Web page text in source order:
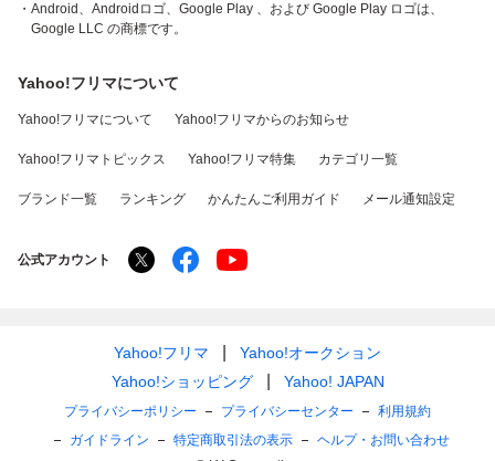
こちらの商品案内は 「 ■@即売くん5.85■ 」 で作成され
い。
・Android、Androidロゴ、Google Play 、および Google Play ロゴは、
Google LLC の商標です。
Yahoo!フリマについて
Yahoo!フリマについて Yahoo!フリマからのお知らせ
Yahoo!フリマトピックス Yahoo!フリマ特集 カテゴリ一覧
ブランド一覧 ランキング かんたんご利用ガイド メール通知設定
公式アカウント
Yahoo!フリマ
Yahoo!オークション
Yahoo!ショッピング
Yahoo! JAPAN
プライバシーポリシー プライバシーセンター
利用規約
ガイドライン
特定商取引法の表示
ヘルプ・お問い合わせ